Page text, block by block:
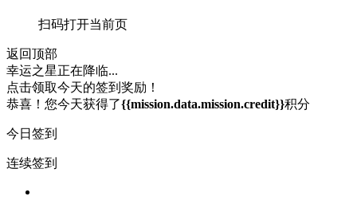
扫码打开当前页
返回顶部
幸运之星正在降临...
点击领取今天的签到奖励！
恭喜！您今天获得了{{mission.data.mission.credit}}积分
今日签到
连续签到